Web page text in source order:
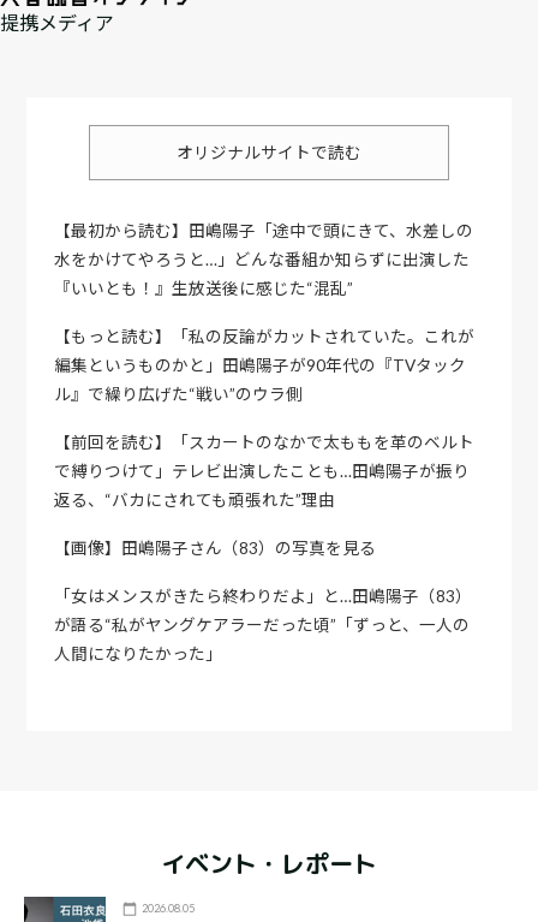
提携メディア
オリジナルサイトで読む
【最初から読む】田嶋陽子「途中で頭にきて、水差しの
水をかけてやろうと…」どんな番組か知らずに出演した
『いいとも！』生放送後に感じた“混乱”
【もっと読む】「私の反論がカットされていた。これが
編集というものかと」田嶋陽子が90年代の『TVタック
ル』で繰り広げた“戦い”のウラ側
【前回を読む】「スカートのなかで太ももを革のベルト
で縛りつけて」テレビ出演したことも…田嶋陽子が振り
返る、“バカにされても頑張れた”理由
【画像】田嶋陽子さん（83）の写真を見る
「女はメンスがきたら終わりだよ」と…田嶋陽子（83）
が語る“私がヤングケアラーだった頃”「ずっと、一人の
人間になりたかった」
イベント・レポート
2026.08.05